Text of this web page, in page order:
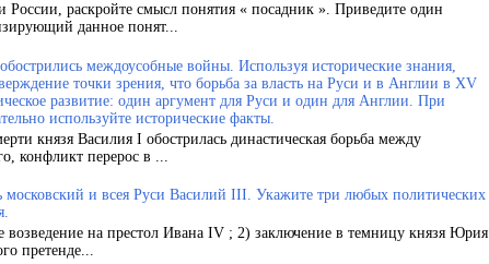
России, раскройте смысл понятия « посадник ». Приведите один
данное понят...
междоусобные войны. Используя исторические знания,
точки зрения, что борьба за власть на Руси и в Англии в XV
развитие: один аргумент для Руси и один для Англии. При
используйте исторические факты.
князя Василия I обострилась династическая борьба между
конфликт перерос в ...
московский и всея Руси Василий III. Укажите три любых политических
возведение на престол Ивана IV ; 2) заключение в темницу князя Юрия
претенде...